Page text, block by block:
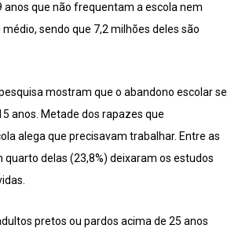
anos que não frequentam a escola nem
sendo que 7,2 milhões deles são
mostram que o abandono escolar se
anos. Metade dos rapazes que
alega que precisavam trabalhar. Entre as
quarto delas (23,8%) deixaram os estudos
pretos ou pardos acima de 25 anos